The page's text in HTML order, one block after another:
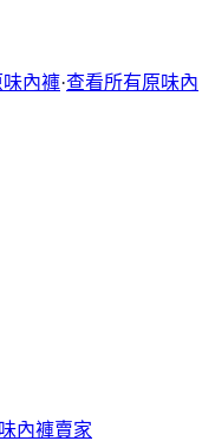
內褲·查看所有原味內
內褲賣家